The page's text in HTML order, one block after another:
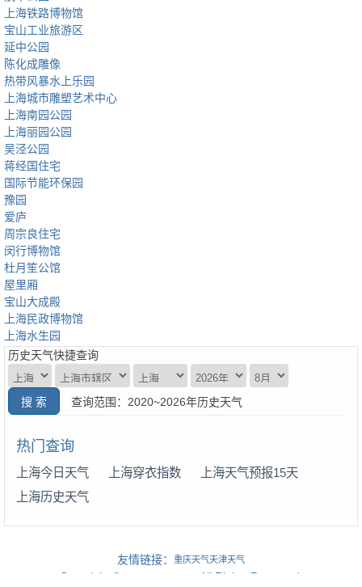
上海铁路博物馆
宝山工业旅游区
延中公园
陈化成雕像
热带风暴水上乐园
上海城市雕塑艺术中心
上海南园公园
上海丽园公园
吴泾公园
蒋经国住宅
国际节能环保园
豫园
爱庐
周宗良住宅
闵行博物馆
杜月笙公馆
屋里厢
宝山大成殿
上海民政博物馆
上海水生园
历史天气快捷查询
查询范围：2020~2026年历史天气
热门查询
上海今日天气 上海穿衣指数
上海天气预报15天
上海历史天气
友情链接： 重庆天气天津天气
Copyright © , All Rights Reserved.